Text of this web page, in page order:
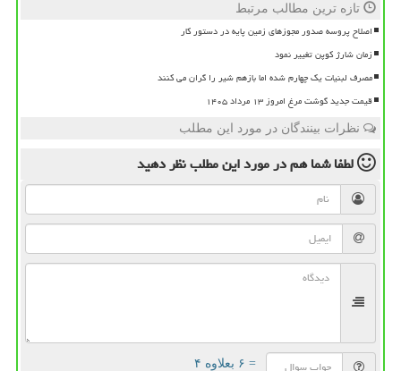
تازه ترین مطالب مرتبط
اصلاح پروسه صدور مجوزهای زمین پایه در دستور کار
زمان شارژ کوپن تغییر نمود
مصرف لبنیات یک چهارم شده اما بازهم شیر را گران می کنند
قیمت جدید گوشت مرغ امروز ۱۳ مرداد ۱۴۰۵
نظرات بینندگان در مورد این مطلب
لطفا شما همدر مورد این مطلبنظر دهید
= ۶ بعلاوه ۴